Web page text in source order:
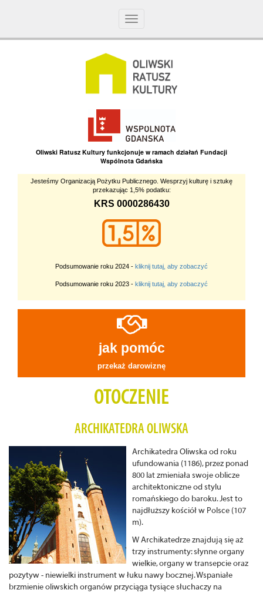
Toggle
Oliwski Ratusz Kultury funkcjonuje w ramach działań Fundacji
Wspólnota Gdańska
Jesteśmy Organizacją Pożytku Publicznego. Wesprzyj kulturę i sztukę
przekazując 1,5% podatku:
KRS 0000286430
Podsumowanie roku 2024 - kliknij tutaj, aby zobaczyć
Podsumowanie roku 2023 - kliknij tutaj, aby zobaczyć
jak pomóc
przekaż darowiznę
OTOCZENIE
ARCHIKATEDRA OLIWSKA
Archikatedra Oliwska od roku
ufundowania (1186), przez ponad
800 lat zmieniała swoje oblicze
architektoniczne od stylu
romańskiego do baroku. Jest to
najdłuższy kościół w Polsce (107
m).
W Archikatedrze znajdują się aż
trzy instrumenty: słynne organy
wielkie, organy w transepcie oraz
pozytyw - niewielki instrument w łuku nawy bocznej. Wspaniałe
brzmienie oliwskich organów przyciąga tysiące słuchaczy na